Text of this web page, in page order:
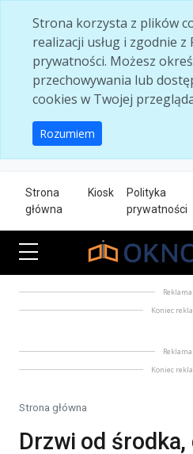
Strona korzysta z plików
realizacji usług i zgodnie z
prywatności. Możesz
przechowywania lub
cookies w Twojej
Rozumiem
Strona
główna
Kiosk
Polityka
prywatności
Reklama
Koniec
Reklama
Koniec
Strona główna
Drzwi od